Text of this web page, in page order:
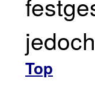
Top